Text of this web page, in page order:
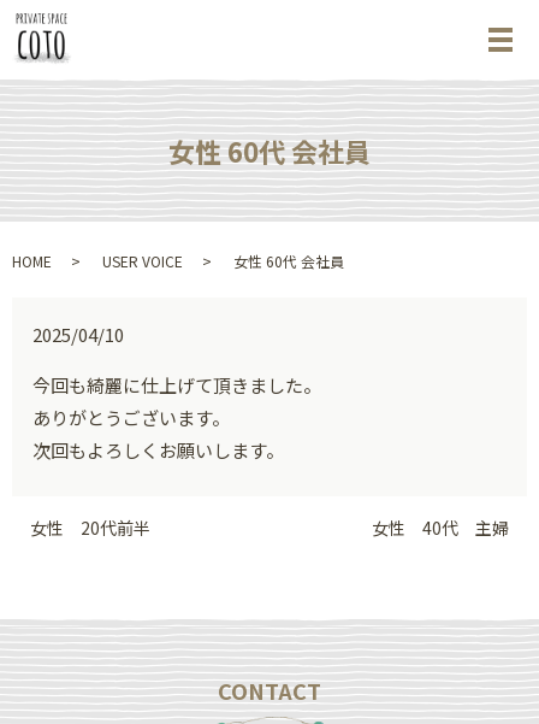
メ
女性 60代 会社員
HOME USER VOICE 女性 60代 会社員
2025/04/10
今回も綺麗に仕上げて頂きました。
ありがとうございます。
次回もよろしくお願いします。
女性 20代前半 女性 40代 主婦
CONTACT